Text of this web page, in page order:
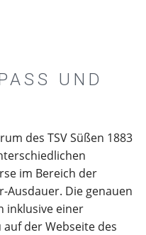
UND
des TSV Süßen 1883
im Bereich der
Ausdauer. Die genauen
inklusive einer
der Webseite des